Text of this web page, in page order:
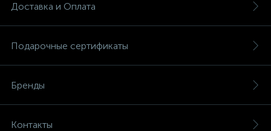
Доставка и Оплата
Подарочные сертификаты
Бренды
Контакты